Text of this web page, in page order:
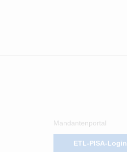
Mandantenportal
ETL-PISA-Login